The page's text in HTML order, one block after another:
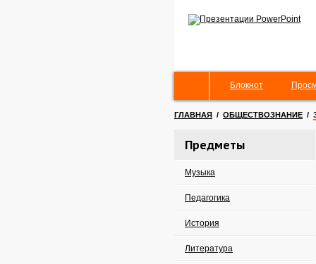
Блокнот
ГЛАВНАЯ / ОБЩЕСТВОЗНАНИЕ /
Предметы
Музыка
Педагогика
История
Литература